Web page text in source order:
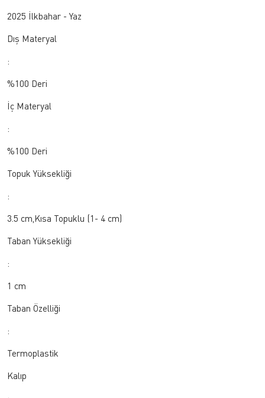
2025 İlkbahar - Yaz
Dış Materyal
:
%100 Deri
İç Materyal
:
%100 Deri
Topuk Yüksekliği
:
3.5 cm,Kısa Topuklu (1- 4 cm)
Taban Yüksekliği
:
1 cm
Taban Özelliği
:
Termoplastik
Kalıp